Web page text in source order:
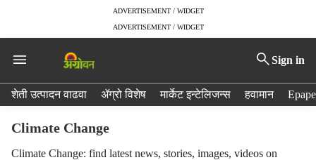
ADVERTISEMENT / WIDGET
ADVERTISEMENT / WIDGET
Sign in
e
शेती उत्पादन वाढवा ॲग्रो विशेष मार्केट इन्टेलिजन्स हवामान
Climate Change
Climate Change: find latest news, stories, images, videos on